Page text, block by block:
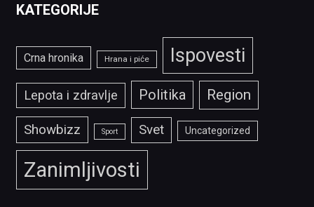
KATEGORIJE
Crna hronika Hrana i piće Ispovesti
Lepota i zdravlje Politika Region
Showbizz Sport Svet Uncategorized
Zanimljivosti